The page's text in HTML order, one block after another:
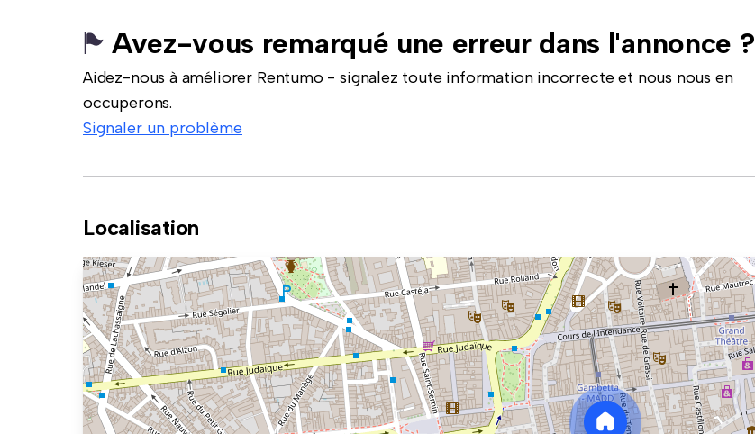
Avez-vous remarqué une erreur dans l'annonce ?
Aidez-nous à améliorer Rentumo - signalez toute information incorrecte et nous nous en
occuperons.
Signaler un problème
Localisation